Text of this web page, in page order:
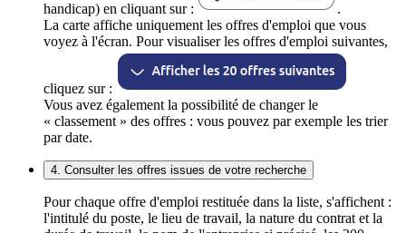
handicap) en cliquant sur :
.
La carte affiche uniquement les offres d'emploi que vous
voyez à l'écran. Pour visualiser les offres d'emploi suivantes,
cliquez sur :
Vous avez également la possibilité de changer le
« classement » des offres : vous pouvez par exemple les trier
par date.
4. Consulter les offres issues de votre recherche
Pour chaque offre d'emploi restituée dans la liste, s'affichent :
l'intitulé du poste, le lieu de travail, la nature du contrat et la